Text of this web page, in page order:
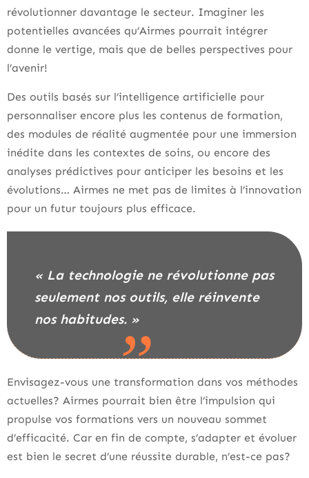
révolutionner davantage le secteur. Imaginer les
potentielles avancées qu’Airmes pourrait intégrer
donne le vertige, mais que de belles perspectives pour
l’avenir!
Des outils basés sur l’intelligence artificielle pour
personnaliser encore plus les contenus de formation,
des modules de réalité augmentée pour une immersion
inédite dans les contextes de soins, ou encore des
analyses prédictives pour anticiper les besoins et les
évolutions… Airmes ne met pas de limites à l’innovation
pour un futur toujours plus efficace.
« La technologie ne révolutionne pas
seulement nos outils, elle réinvente
nos habitudes. »
Envisagez-vous une transformation dans vos méthodes
actuelles? Airmes pourrait bien être l’impulsion qui
propulse vos formations vers un nouveau sommet
d’efficacité. Car en fin de compte, s’adapter et évoluer
est bien le secret d’une réussite durable, n’est-ce pas?